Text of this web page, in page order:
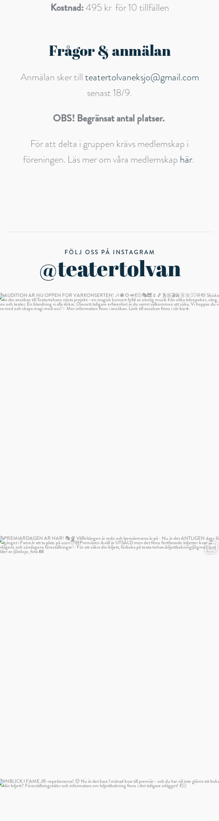
Kostnad:495 kr för 10 tillfällen
Frågor & anmälan
Anmälan sker tillteatertolvaneksjo@gmail.com
senast 18/9.
OBS! Begränsat antal platser.
För att delta i gruppen krävs medlemskap i
föreningen. Läs mer om våra medlemskap här.
FÖLJ OSS PÅ INSTAGRAM
@teatertolvan